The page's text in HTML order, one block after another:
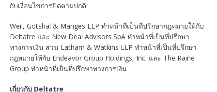
กับเงื่อนไขการปิดตามปกติ
Weil, Gotshal & Manges LLP ทำหน้าที่เป็นที่ปรึกษากฎหมายให้กับ
Deltatre และ New Deal Advisors SpA ทำหน้าที่เป็นที่ปรึกษา
ทางการเงิน ส่วน Latham & Watkins LLP ทำหน้าที่เป็นที่ปรึกษา
กฎหมายให้กับ Endeavor Group Holdings, Inc. และ The Raine
Group ทำหน้าที่เป็นที่ปรึกษาทางการเงิน
เกี่ยวกับ Deltatre